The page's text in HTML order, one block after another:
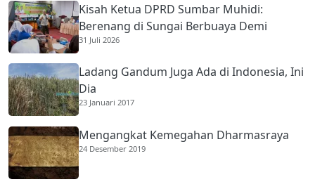
Kisah Ketua DPRD Sumbar Muhidi:
Berenang di Sungai Berbuaya Demi
Membantu Ekonomi Orang Tua
31 Juli 2026
Ladang Gandum Juga Ada di Indonesia, Ini
Dia
23 Januari 2017
Mengangkat Kemegahan Dharmasraya
24 Desember 2019